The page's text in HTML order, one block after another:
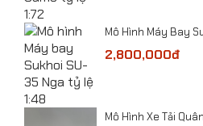
​Mô hình xe tải thớt Cứu
Mô Hình Máy Bay
2,800,000đ
​Mô Hình Xe Tải